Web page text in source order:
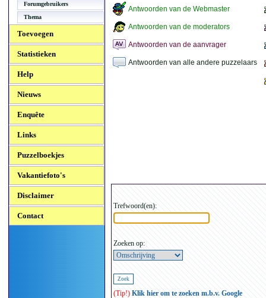
Forumgebruikers
Thema
Toevoegen
Statistieken
Help
Nieuws
Enquête
Links
Puzzelboekjes
Vakantiefoto's
Disclaimer
Contact
Antwoorden van de Webmaster
Antwoorden van de moderators
Antwoorden van de aanvrager
Antwoorden van alle andere puzzelaars
Trefwoord(en):
Zoeken op:
(Tip!) Klik hier om te zoeken m.b.v. Google